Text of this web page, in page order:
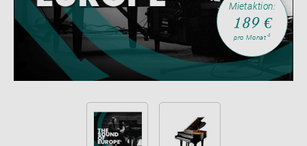
Mietaktion:
189 €
pro Monat4